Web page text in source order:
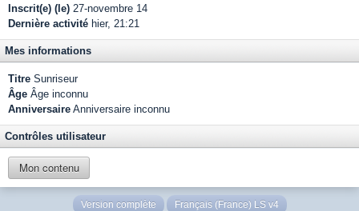
Inscrit(e) (le) 27-novembre 14
Dernière activité hier, 21:21
Mes informations
Titre Sunriseur
Âge Âge inconnu
Anniversaire Anniversaire inconnu
Contrôles utilisateur
Mon contenu
Version complète Français (France) LS v4